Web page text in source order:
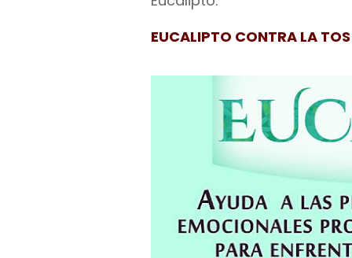
EUCALIPTO CONTRA LA TOS